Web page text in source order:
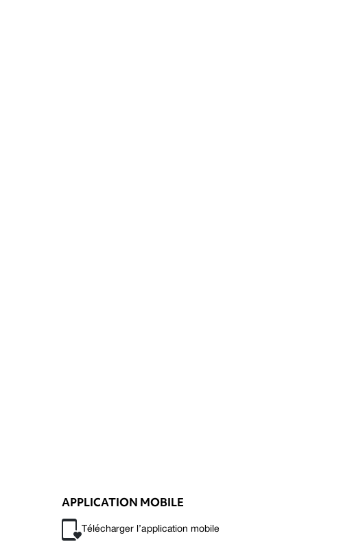
APPLICATION MOBILE
Télécharger l’application mobile